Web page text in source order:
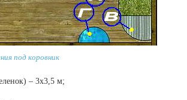
под коровник
– 3х3,5 м;